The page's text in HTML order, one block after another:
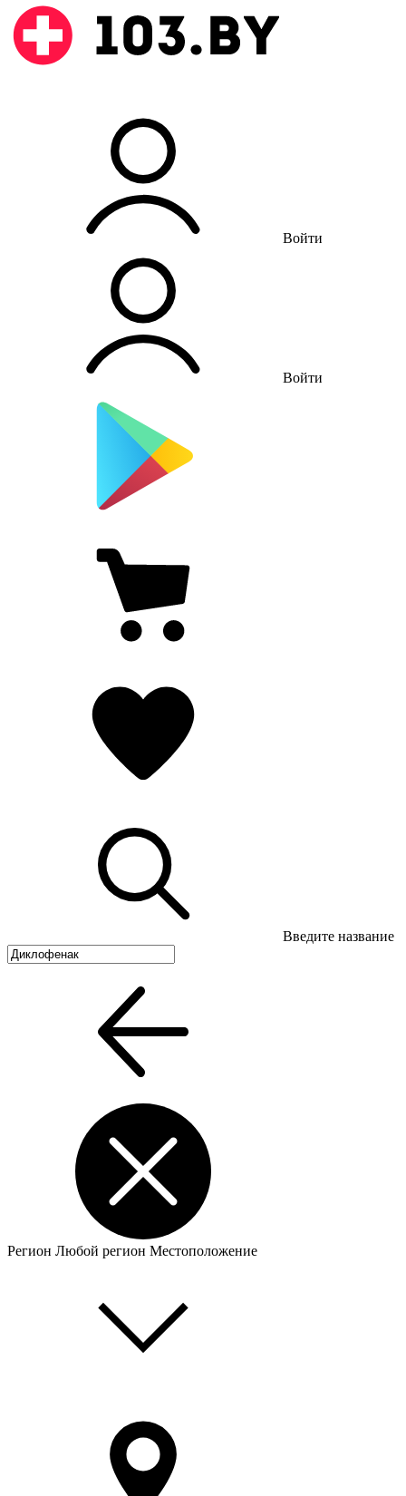
Войти
Войти
Введите название
Регион Любой регион Местоположение